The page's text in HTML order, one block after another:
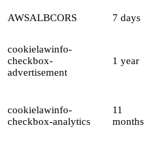
AWSALBCORS 7 days
cookielawinfo-
checkbox-
advertisement
1 year
cookielawinfo-
checkbox-analytics
11
months